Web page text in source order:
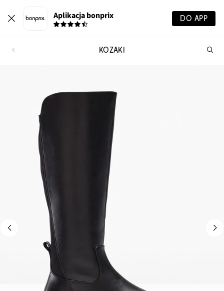
Aplikacja bonprix DO APP
KOZAKI